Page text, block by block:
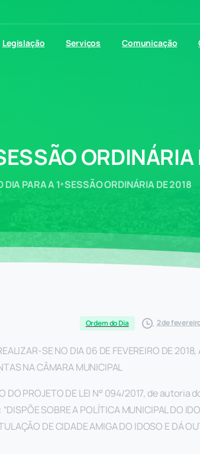
Legislação Serviços Comunicação
ORDINÁRIA
DIA PARA A 1ª SESSÃO ORDINÁRIA DE 2018
Ordem do Dia 2 de
SE NO DIA 06 DE FEVEREIRO DE 2018,
NA CÂMARA MUNICIPAL
DO PROJETO DE LEI N° 094/2017, de autoria
SOBRE A POLÍTICA MUNICIPAL DO
DE CIDADE AMIGA DO IDOSO E DÁ